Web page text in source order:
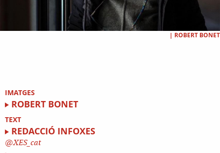
| ROBERT BONET
IMATGES
ROBERT BONET
TEXT
REDACCIÓ INFOXES
XES_cat